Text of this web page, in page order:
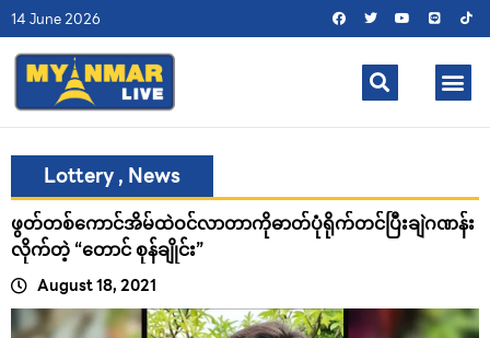
14 June 2026
Lottery, News
ဖွတ်တစ်ကောင်အိမ်ထဲဝင်လာတာကိုဓာတ်ပုံရိုက်တင်ပြီးချဲဂဏန်း
လိုက်တဲ့ “တောင် စုန်ချိုင်း”
August 18, 2021